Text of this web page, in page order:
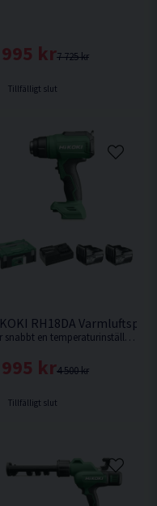
7 725 kr
kr
Tillfälligt slut
HSCRH18DA
Når snabbt en temperaturinställning på upp till 550°C och högt luftflöde för snabba och krävande applikationer.
4 500 kr
kr
Tillfälligt slut